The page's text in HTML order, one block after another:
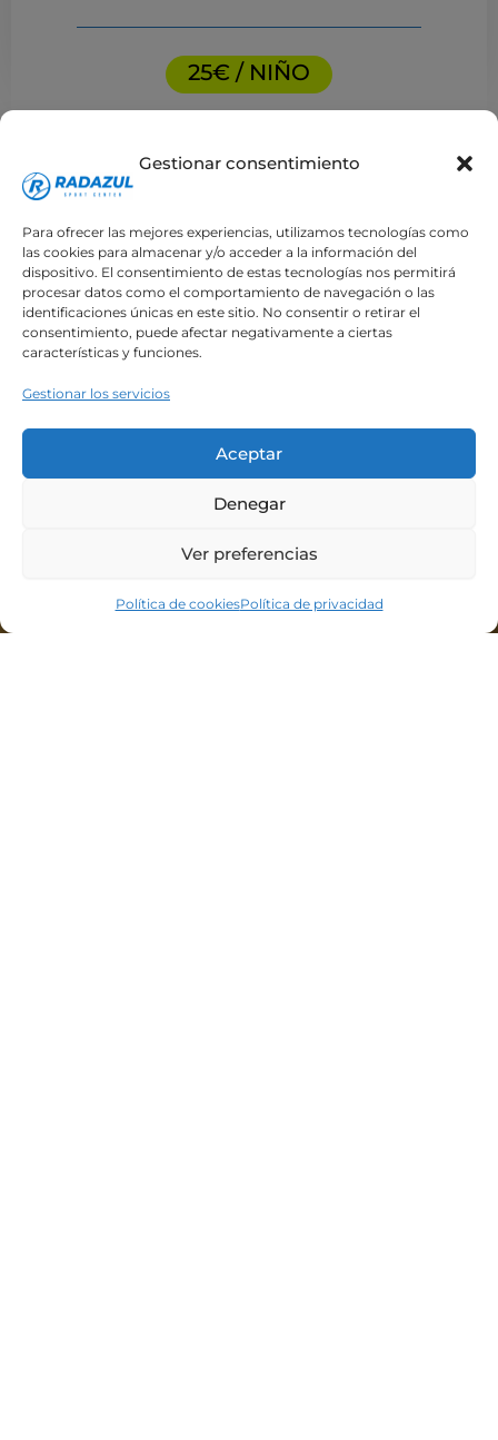
Gestionar consentimiento
Para ofrecer las mejores experiencias, utilizamos tecnologías como
las cookies para almacenar y/o acceder a la información del
dispositivo. El consentimiento de estas tecnologías nos permitirá
procesar datos como el comportamiento de navegación o las
identificaciones únicas en este sitio. No consentir o retirar el
consentimiento, puede afectar negativamente a ciertas
características y funciones.
Gestionar los servicios
Aceptar
Denegar
Ver preferencias
Política de cookiesPolítica de privacidad
25€ / NIÑO
NOMBRE COMPLETO *
FECHA DE NACIMIENTO *